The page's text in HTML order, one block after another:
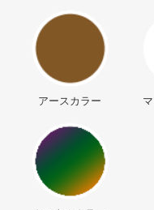
アースカラー